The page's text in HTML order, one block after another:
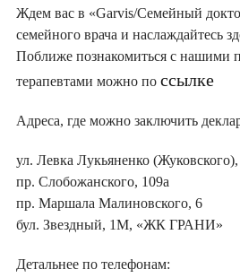
Ждем вас в «Garvis/Семейный
семейного врача и наслаждайтесь
Поближе познакомиться с нашими
терапевтами можно по ссылке
Адреса, где можно заключить
ул. Левка Лукьяненко
пр. Слобожанского, 109а
пр. Маршала Малиновского, 6
бул. Звездный, 1М, «ЖК ГРАНИ»
Детальнее по телефонам: